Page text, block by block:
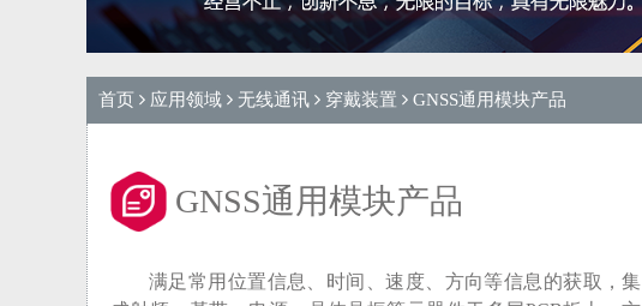
首页 应用领域 无线通讯 穿戴装置 GNSS通用模块产品
GNSS通用模块产品
满足常用位置信息、时间、速度、方向等信息的获取，集